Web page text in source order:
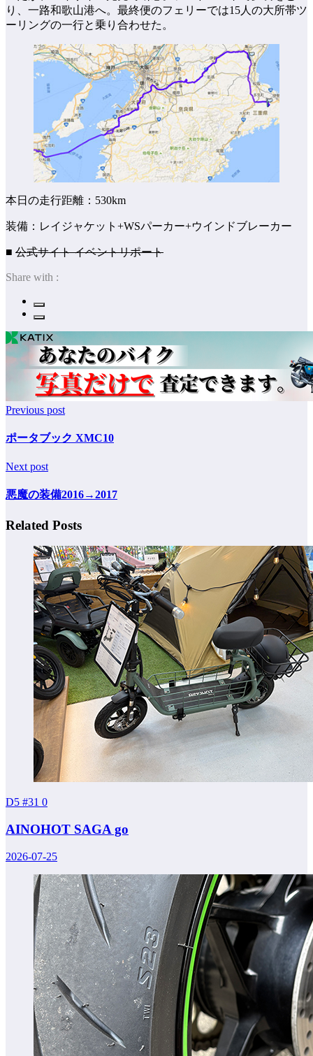
り、一路和歌山港へ。最終便のフェリーでは15人の大所帯ツ
ーリングの一行と乗り合わせた。
本日の走行距離：530km
装備：レイジャケット+WSパーカー+ウインドブレーカー
■ 公式サイト イベントリポート
Share with :
Previous post
ポータブック XMC10
Next post
悪魔の装備2016→2017
Related Posts
D5 #31 0
AINOHOT SAGA go
2026-07-25